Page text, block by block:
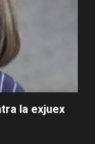
la exjuex